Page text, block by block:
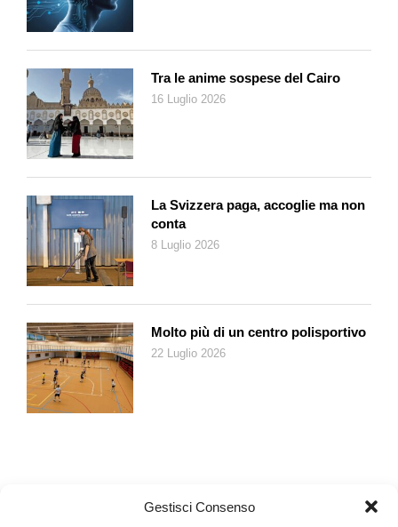
Gestisci Consenso
partenza e non una cosa data. Allo stesso modo in cui
lavoriamo costantemente sulla nostra mente, ed essa si
modifica ogni giorno, anche il corpo cambia e possiamo
modificarlo col trucco.
Dell’incontro tra Tamara e Vladimir scrivi: «Dio solo sa
perché l’aveva puntata, qual è la vera logica degli umani
che si fissano con altri umani, quale incastro tremendo
hanno fiutato». Esiste la possibilità che l’incastro non sia
È tremenda la messa in comune di tutto. Ovviamente, ci sono
persone che hanno esperienze pregresse più o meno difficili,
ci sono miliardi di variabili, però perché ci si innamora di una
persona? Sono dei motivi ciechi, dei non motivi: per esempio
perché non si scelgono le persone che si stimano di più? Già
Ma esistono amori meravigliosi ed esistono amicizie più
intense delle relazioni erotiche, scevre dalle aspettative che
caratterizzano le coppie. Il volere il bene dell’altro è una cosa
altissima, superiore al voler stare con un altro, al bisogno di
soddisfare un desiderio narcisistico di raggiungere qualcosa.
non interessa la maternità in sé, ma indagare quell’amore
Tra le anime sospese del Cairo
16 Luglio 2026
La Svizzera paga, accoglie ma non
conta
8 Luglio 2026
Molto più di un centro polisportivo
22 Luglio 2026